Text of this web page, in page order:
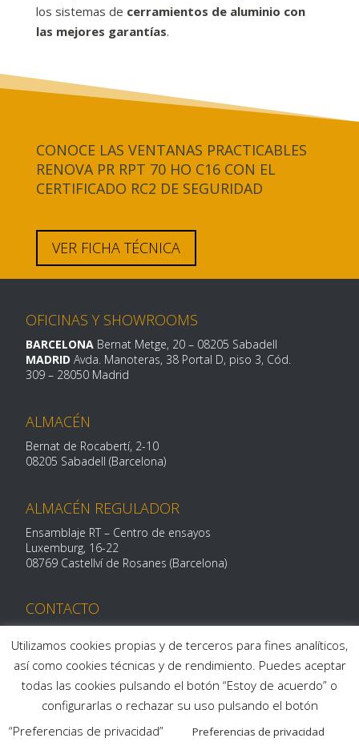
los sistemas de cerramientos de aluminio con
las mejores garantías.
CONOCE LAS VENTANAS PRACTICABLES
RENOVA PR RPT 70 HO C16 CON EL
CERTIFICADO RC2 DE SEGURIDAD
VER FICHA TÉCNICA
OFICINAS Y SHOWROOMS
BARCELONA Bernat Metge, 20– 08205 Sabadell
MADRID Avda. Manoteras, 38 Portal D, piso 3, Cód.
309 – 28050 Madrid
ALMACÉN
Bernat de Rocabertí, 2-10
08205 Sabadell (Barcelona)
ALMACÉN REGULADOR
Ensamblaje RT – Centro de ensayos
Luxemburg, 16-22
08769 Castellví de Rosanes (Barcelona)
CONTACTO
Telf: 93 712 29 11
centroalum@centroalum.com
Utilizamos cookies propias y de terceros para fines analíticos,
así como cookies técnicas y de rendimiento. Puedes aceptar
todas las cookies pulsando el botón “Estoy de acuerdo” o
configurarlas o rechazar su uso pulsando el botón
“Preferencias de privacidad”
Preferencias de privacidad